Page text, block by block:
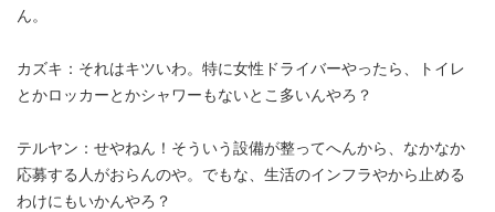
ん。
カズキ：それはキツいわ。特に女性ドライバーやったら、トイレ
とかロッカーとかシャワーもないとこ多いんやろ？
テルヤン：せやねん！そういう設備が整ってへんから、なかなか
応募する人がおらんのや。でもな、生活のインフラやから止める
わけにもいかんやろ？